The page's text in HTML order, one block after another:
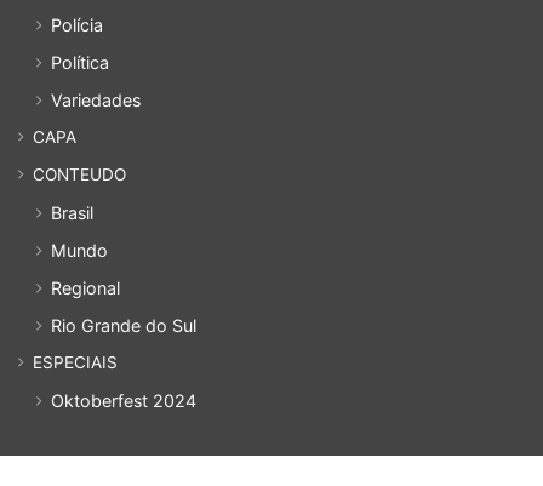
Polícia
Política
Variedades
CAPA
CONTEUDO
Brasil
Mundo
Regional
Rio Grande do Sul
ESPECIAIS
Oktoberfest 2024